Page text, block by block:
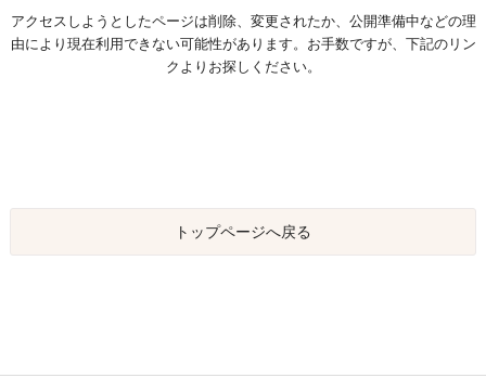
アクセスしようとしたページは削除、変更されたか、公開準備中などの理
由により現在利用できない可能性があります。お手数ですが、下記のリン
クよりお探しください。
トップページへ戻る